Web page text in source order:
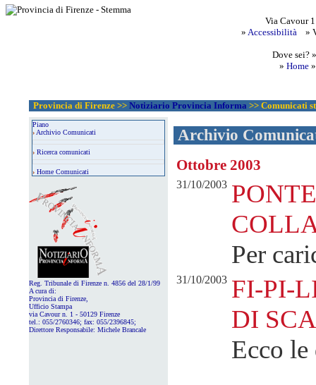
Via Cavour
» Accessibilità »
Dove sei?
» Home
Provincia di Firenze >>Notiziario Provincia Informa >> Comunicati
Piano
› Archivio Comunicati
› Ricerca comunicati
› Home Comunicati
Reg. Tribunale di Firenze n. 4856 del 28/1/99
A cura di:
Provincia di Firenze,
Ufficio Stampa
via Cavour n. 1 - 50129 Firenze
tel.: 055/2760346; fax: 055/2396845;
Direttore Responsabile: Michele Brancale
Archivio
Ottobre 2003
31/10/2003
Per
31/10/2003 FI-PI-
DI
Ecco le